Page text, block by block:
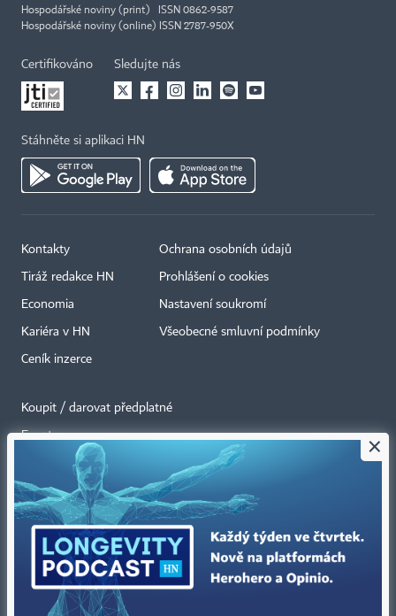
Hospodářské noviny (print) ISSN 0862-9587
Hospodářské noviny (online) ISSN 2787-950X
Certifikováno Sledujte nás
Stáhněte si aplikaci HN
Kontakty
Tiráž redakce HN
Economia
Kariéra v HN
Ceník inzerce
Ochrana osobních údajů
Prohlášení o cookies
Nastavení soukromí
Všeobecné smluvní podmínky
Koupit / darovat předplatné
Eventy
Newslettery
RSS kanály
Autorská práva vykonává vydavatel. Bez písemného svolení vydavatele je
zakázáno jakékoli užití částí nebo celku díla, zejména rozmnožování a šíření
jakýmkoli způsobem, mechanickým nebo elektronickým, v českém nebo
jiném jazyce. Bez souhlasu vydavatele je zakázáno též rozmnožování
×